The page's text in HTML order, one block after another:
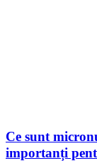
Ce sunt
importanți